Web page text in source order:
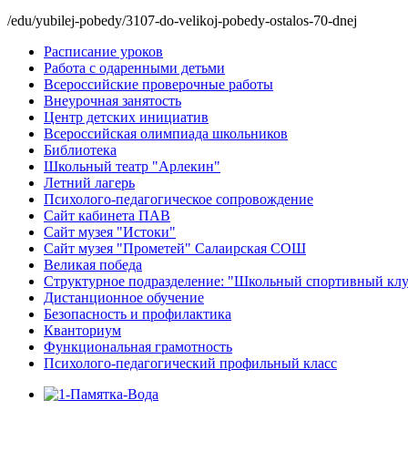
/edu/yubilej-pobedy/3107-do-velikoj-pobedy-ostalos-70-dnej
Расписание уроков
Работа с одаренными детьми
Всероссийские проверочные работы
Внеурочная занятость
Центр детских инициатив
Всероссийская олимпиада школьников
Библиотека
Школьный театр "Арлекин"
Летний лагерь
Психолого-педагогическое сопровождение
Сайт кабинета ПАВ
Сайт музея "Истоки"
Сайт музея "Прометей" Салаирская СОШ
Великая победа
Структурное подразделение: "Школьный спортивный
Дистанционное обучение
Безопасность и профилактика
Кванториум
Функциональная грамотность
Психолого-педагогический профильный класс